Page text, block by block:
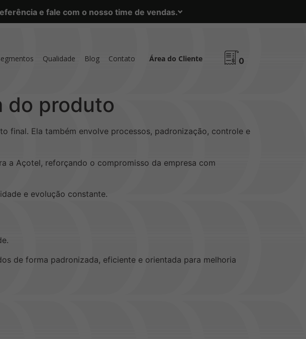
e fale com o nosso time de vendas.
Qualidade Blog Contato Área do Cliente 0
do produto
final. Ela também envolve processos, padronização, controle e
a Açotel, reforçando o compromisso da empresa com
e evolução constante.
de forma padronizada, eficiente e orientada para melhoria